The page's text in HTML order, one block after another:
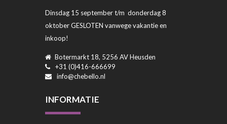
Dinsdag 15 september t/m donderdag 8
oktober GESLOTEN vanwege vakantie en
inkoop!
Botermarkt 18, 5256 AV Heusden
+31 (0)416-666699
info@chebello.nl
INFORMATIE